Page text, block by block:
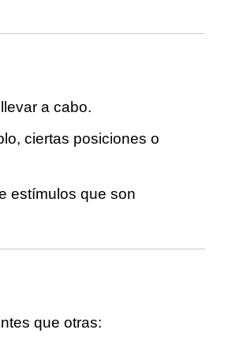
a cabo.
ciertas posiciones o
estímulos que son
que otras: